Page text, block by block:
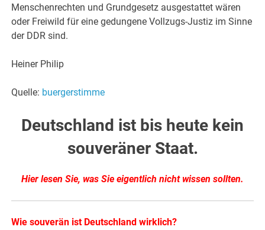
Menschenrechten und Grundgesetz ausgestattet wären
oder Freiwild für eine gedungene Vollzugs-Justiz im Sinne
der DDR sind.
Heiner Philip
Quelle: buergerstimme
Deutschland ist bis heute kein
souveräner Staat.
Hier lesen Sie, was Sie eigentlich nicht wissen sollten.
Wie souverän ist Deutschland wirklich?